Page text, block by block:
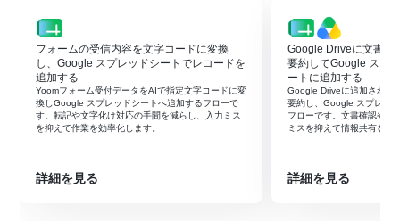
続けて、オペレーションでX（Twitter）の「ポストを投
稿」アクションを設定し、スプレッドシートから取得した
情報をもとに投稿内容を作成します
最後に、オペレーションでSlackの「チャンネルにメッセ
ージを送る」アクションを設定し、投稿が完了した旨を指
定のチャンネルに通知します
ション
フォームの受信内容を文字コードに変換
し、Google スプレッドシートでレコードを
追加する
Yoomフォーム受付データをAIで指定文字コードに変
換しGoogle スプレッドシートへ追加するフローで
す。転記や文字化け対応の手間を減らし、入力ミス
を抑えて作業を効率化します。
詳細を見る
Google Driveに文書が
要約してGoogle スプ
ートに追加する
Google Driveに追加された
要約し、Google スプレッ
フローです。文書確認や転
ミスを抑えて情報共有を早
詳細を見る